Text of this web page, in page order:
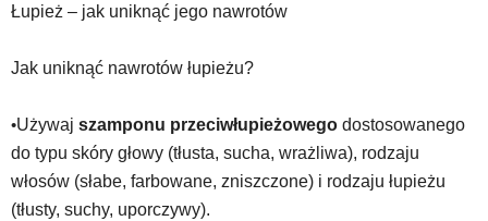
Łupież – jak uniknąć jego nawrotów
Jak uniknąć nawrotów łupieżu?
•Używaj szamponu przeciwłupieżowego dostosowanego
do typu skóry głowy (tłusta, sucha, wrażliwa), rodzaju
włosów (słabe, farbowane, zniszczone) i rodzaju łupieżu
(tłusty, suchy, uporczywy).